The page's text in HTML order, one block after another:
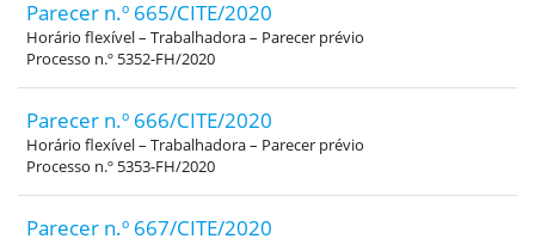
Parecer n.º 665/CITE/2020
Horário flexível – Trabalhadora – Parecer prévio
Processo n.º 5352-FH/2020
Parecer n.º 666/CITE/2020
Horário flexível – Trabalhadora – Parecer prévio
Processo n.º 5353-FH/2020
Parecer n.º 667/CITE/2020